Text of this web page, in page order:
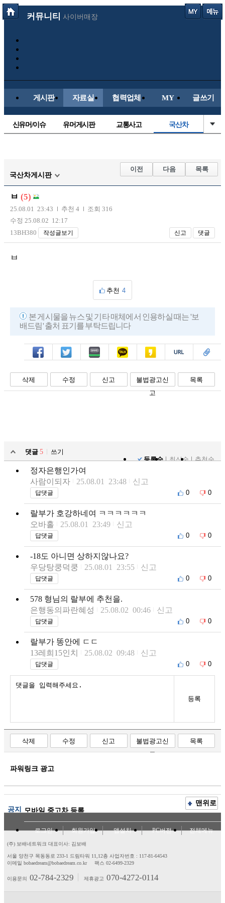
커뮤니티 사이버매장
게시판 자료실 협력업체 MY 글쓰기
신유머/이슈 유머게시판 교통사고 국산차
자유사진 군사/무기
트럭/버스
장착시공사진
국산차게시판
이전 다음 목록
ㅂ (5)
25.08.01 23:43 추천 4
조회 316
수정 25.08.02 12:17
13BH380
작성글보기 신고 댓글
ㅂ
추천 4
본 게시물을 뉴스 및 기타 매체에서 인용하실 때는 '보
배드림' 출처 표기를 부탁드립니다
페북 트윗 밴드 카톡 카스 복사 스크랩
삭제 수정 신고
불법광고신
고
목록
댓글 5
쓰기
등록순
최신순 추천순
정자은행인가여
사람이되자
25.08.01 23:48 신고
답댓글 0 0
랄부가 호강하네여 ㅋㅋㅋㅋㅋㅋ
오바홀
25.08.01 23:49 신고
답댓글 0 0
-18도 아니면 상하지않나요?
우당탕쿵덕쿵
25.08.01 23:55 신고
답댓글 0 0
578 형님의 랄부에 추천을.
은행동의파란혜성
25.08.02 00:46 신고
답댓글 0 0
랄부가 똥안에 ㄷㄷ
13레희15인치
25.08.02 09:48 신고
답댓글 0 0
등록
삭제 수정 신고
불법광고신
고
목록
파워링크 광고
공지 모바일 중고차 등록
맨위로
로그인 회원가입 앱설치 PC버전 전체메뉴
(주) 보배네트워크 대표이사: 김보배
서울 양천구 목동동로 233-1 드림타워 11,12층 사업자번호 : 117-81-64543
이메일 bobaedream@bobaedream.co.kr
팩스 02-6499-2329
이용문의 02-784-2329 제휴광고 070-4272-0114